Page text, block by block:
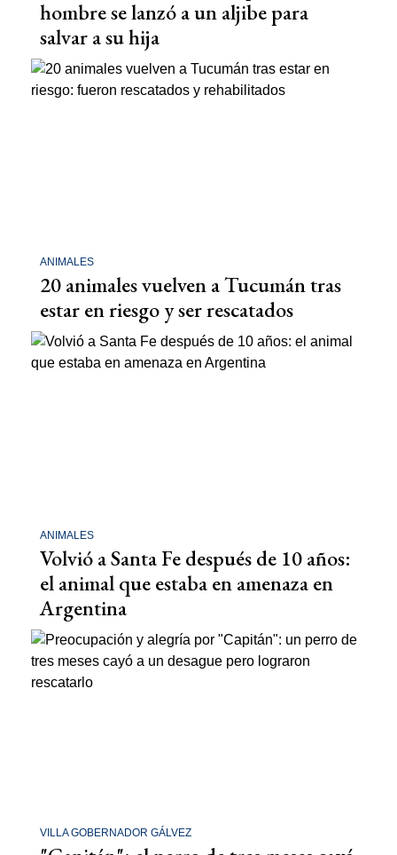
hombre se lanzó a un aljibe para
salvar a su hija
ANIMALES
20 animales vuelven a Tucumán tras
estar en riesgo y ser rescatados
ANIMALES
Volvió a Santa Fe después de 10 años:
el animal que estaba en amenaza en
Argentina
VILLA GOBERNADOR GÁLVEZ